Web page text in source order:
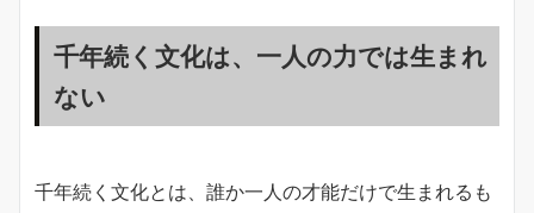
千年続く文化は、一人の力では生まれ
ない
千年続く文化とは、誰か一人の才能だけで生まれるも